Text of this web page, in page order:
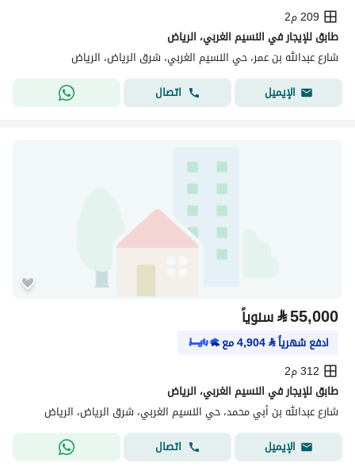
209 م2
طابق للإيجار في النسيم الغربي، الرياض
شارع عبدالله بن عمر، حي النسيم الغربي، شرق الرياض، الرياض
الإيميل
اتصال
⃁55,000 سنوياً
ادفع شهرياً⃁
4,904مع
312 م2
طابق للإيجار في النسيم الغربي، الرياض
شارع عبدالله بن أبي محمد، حي النسيم الغربي، شرق الرياض، الرياض
الإيميل
اتصال